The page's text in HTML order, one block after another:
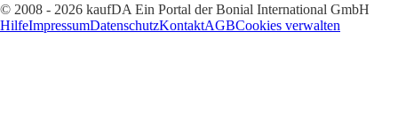
© 2008 - 2026 kaufDA Ein Portal der Bonial International GmbH
HilfeImpressumDatenschutzKontaktAGBCookies verwalten